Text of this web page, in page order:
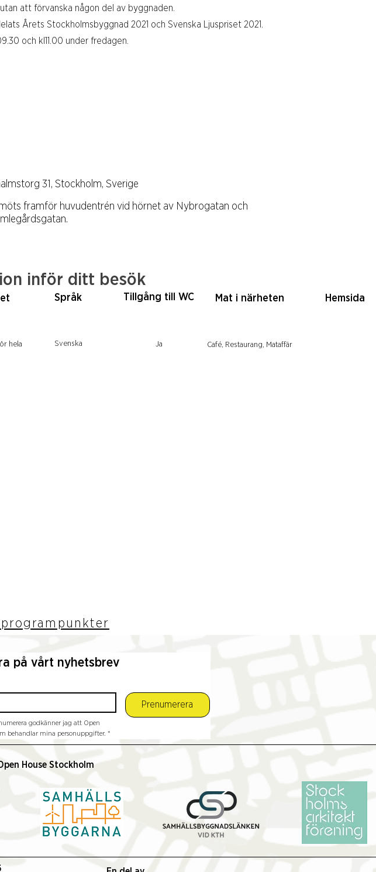
att förvanska någon del av byggnaden.
Årets Stockholmsbyggnad 2021 och Svenska Ljuspriset 2021.
och kl11.00 under fredagen.
framför huvudentrén vid hörnet av Nybrogatan och
31, Stockholm, Sverige
Språk
Svenska
Tillgång till WC
Ja
hela
inför ditt besök
Mat i närheten
Café, Restaurang, Mataffär
Hemsida
på vårt nyhetsbrev
Prenumerera
godkänner jag att Open
behandlar mina personuppgifter. *
House Stockholm